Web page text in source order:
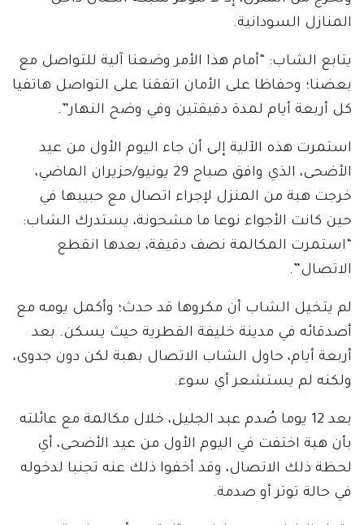
المنازل السودانية.
يتابع الشاب: “أمام هذا الأمر وضعنا آلية للتواصل مع
بعضنا؛ وحفاظا على الأمان اتفقنا على التواصل هاتفيا
كل أربعة أيام لمدة دقيقتين وفي وضح النهار”.
استمرت هذه الآلية إلى أن جاء اليوم الأول من عيد
الأضحى، الذي وافق صباح 29 يونيو/حزيران الماضي،
خرجت هبة من المنزل لإجراء اتصال مع حبيبها في
حين كانت الأجواء نوعا ما مشحونة، يستدرك الشاب:
“استمرت المكالمة نصف دقيقة، بعدها انقطع
الاتصال”.
لم يتخيل الشاب أن مكروها قد حدث؛ وأكمل يومه مع
أصدقائه في مدينة خليفة القطرية حيث يسكن. بعد
أربعة أيام، حاول الشاب الاتصال بهبة لكن دون جدوى،
ولكنه لم يستشعر أي سوء.
بعد 12 يوما صُدم عبد الجليل، خلال مكالمة مع عائلته
بأن هبة اختفت في اليوم الأول من عيد الأضحى، أي
لحظة ذلك الاتصال، وقد أخفوا ذلك عنه تجنبا لدخوله
في حالة توتر أو صدمة.